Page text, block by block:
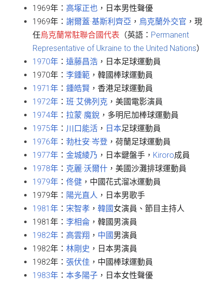
1969年： 高塚正也 ，日本男性聲優
1969年： 謝爾蓋·基斯利齊亞 ， 烏克蘭外交官 ，現
任烏克蘭常駐聯合國代表 （英語： Permanent
Representative of Ukraine to the United Nations）
1970年 ： 遠藤昌浩 ，日本足球運動員
1970年： 李鍾範 ，韓國棒球運動員
1971年 ： 鍾皓賢 ，香港足球運動員
1972年 ： 班·艾佛列克 ，美國電影演員
1974年 ： 拉蒙·魔銳 ，多明尼加棒球運動員
1975年 ： 川口能活 ， 日本足球運動員
1976年 ： 勃杜安·岑登 ，荷蘭足球運動員
1977年 ： 金城綾乃 ，日本鍵盤手， Kiroro成員
1978年 ： 克麗·沃爾什 ，美國沙灘排球運動員
1979年 ： 佟健 ，中國花式溜冰運動員
1979年： 陽光直人 ，日本男歌手
1981年 ： 宋智孝 ， 韓國女演員、節目主持人
1981年： 李相侖 ，韓國男演員
1982年 ： 高雲翔 ， 中國男演員
1982年： 林剛史 ，日本男演員
1982年： 張伏佳 ，中國棒球運動員
1983年 ： 本多陽子 ，日本女性聲優